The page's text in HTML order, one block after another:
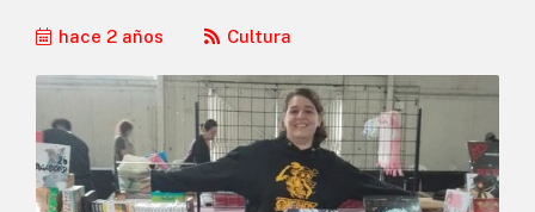
hace 2 años Cultura